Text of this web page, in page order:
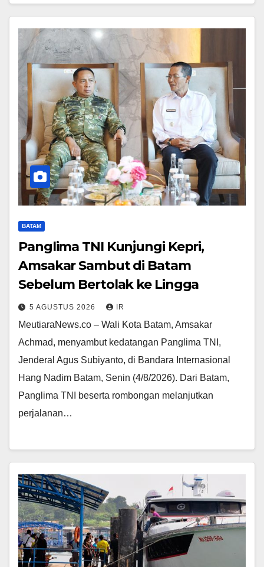
BATAM
Panglima TNI Kunjungi Kepri,
Amsakar Sambut di Batam
Sebelum Bertolak ke Lingga
5 AGUSTUS 2026 IR
MeutiaraNews.co – Wali Kota Batam, Amsakar
Achmad, menyambut kedatangan Panglima TNI,
Jenderal Agus Subiyanto, di Bandara Internasional
Hang Nadim Batam, Senin (4/8/2026). Dari Batam,
Panglima TNI beserta rombongan melanjutkan
perjalanan…